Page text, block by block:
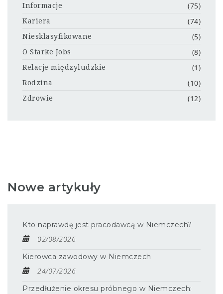
Informacje (75)
Kariera (74)
Niesklasyfikowane (5)
O Starke Jobs (8)
Relacje międzyludzkie (1)
Rodzina (10)
Zdrowie (12)
Nowe artykuły
Kto naprawdę jest pracodawcą w Niemczech?
02/08/2026
Kierowca zawodowy w Niemczech
24/07/2026
Przedłużenie okresu próbnego w Niemczech: